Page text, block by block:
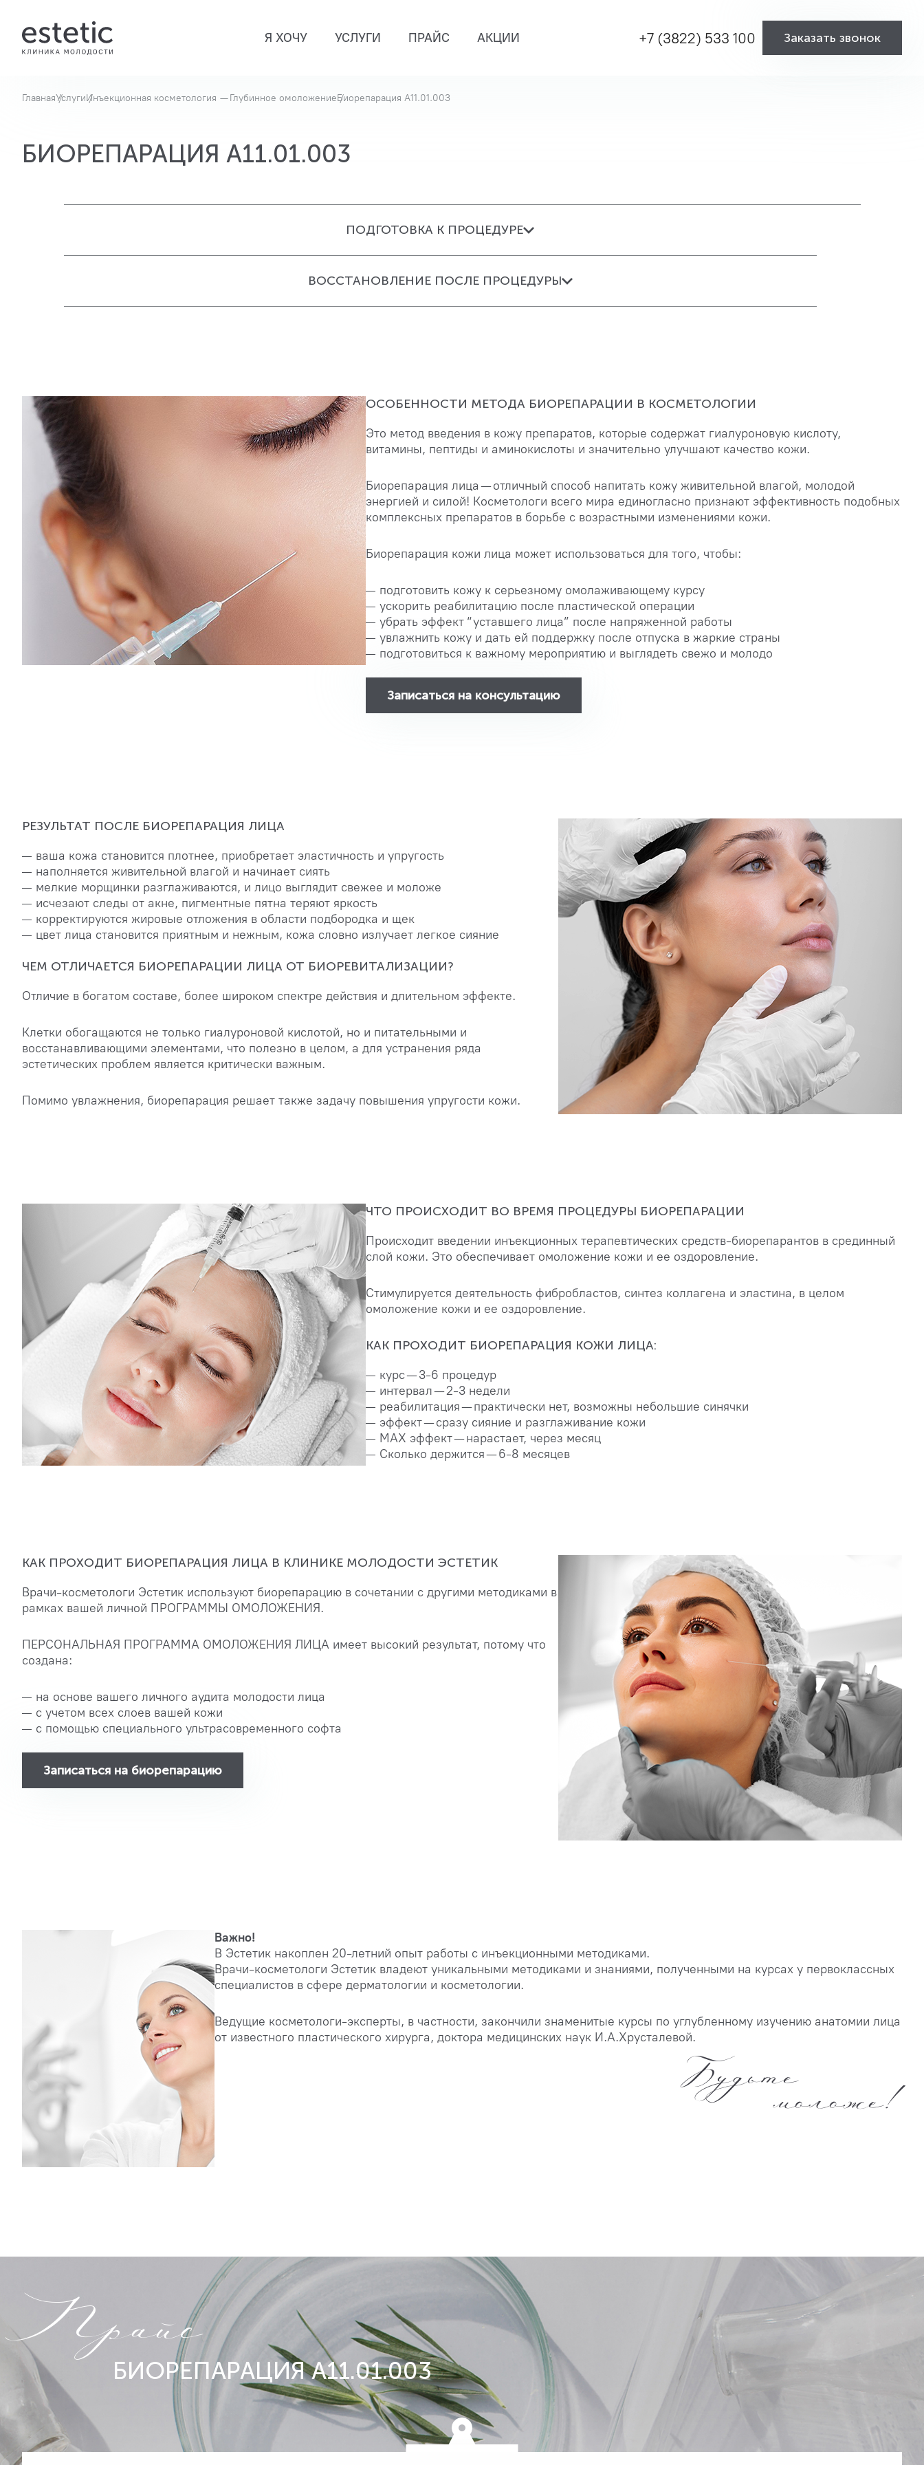
Я ХОЧУ УСЛУГИ ПРАЙС АКЦИИ +7 (3822) 533 100 Заказать звонок
ГлавнаяУслугиИнъекционная косметология — Глубинное омоложениеБиорепарация A11.01.003
БИОРЕПАРАЦИЯ A11.01.003
ПОДГОТОВКА К ПРОЦЕДУРЕ
ВОССТАНОВЛЕНИЕ ПОСЛЕ ПРОЦЕДУРЫ
ОСОБЕННОСТИ МЕТОДА БИОРЕПАРАЦИИ В КОСМЕТОЛОГИИ
Это метод введения в кожу препаратов, которые содержат гиалуроновую кислоту,
витамины, пептиды и аминокислоты и значительно улучшают качество кожи.
Биорепарация лица — отличный способ напитать кожу живительной влагой, молодой
энергией и силой! Косметологи всего мира единогласно признают эффективность подобных
комплексных препаратов в борьбе с возрастными изменениями кожи.
Биорепарация кожи лица может использоваться для того, чтобы:
подготовить кожу к серьезному омолаживающему курсу
ускорить реабилитацию после пластической операции
убрать эффект “уставшего лица” после напряженной работы
увлажнить кожу и дать ей поддержку после отпуска в жаркие страны
подготовиться к важному мероприятию и выглядеть свежо и молодо
Записаться на консультацию
РЕЗУЛЬТАТ ПОСЛЕ БИОРЕПАРАЦИЯ ЛИЦА
ваша кожа становится плотнее, приобретает эластичность и упругость
наполняется живительной влагой и начинает сиять
мелкие морщинки разглаживаются, и лицо выглядит свежее и моложе
исчезают следы от акне, пигментные пятна теряют яркость
корректируются жировые отложения в области подбородка и щек
цвет лица становится приятным и нежным, кожа словно излучает легкое сияние
ЧЕМ ОТЛИЧАЕТСЯ БИОРЕПАРАЦИИ ЛИЦА ОТ БИОРЕВИТАЛИЗАЦИИ?
Отличие в богатом составе, более широком спектре действия и длительном эффекте.
Клетки обогащаются не только гиалуроновой кислотой, но и питательными и
восстанавливающими элементами, что полезно в целом, а для устранения ряда
эстетических проблем является критически важным.
Помимо увлажнения, биорепарация решает также задачу повышения упругости кожи.
ЧТО ПРОИСХОДИТ ВО ВРЕМЯ ПРОЦЕДУРЫ БИОРЕПАРАЦИИ
Происходит введении инъекционных терапевтических средств-биорепарантов в срединный
слой кожи. Это обеспечивает омоложение кожи и ее оздоровление.
Стимулируется деятельность фибробластов, синтез коллагена и эластина, в целом
омоложение кожи и ее оздоровление.
КАК ПРОХОДИТ БИОРЕПАРАЦИЯ КОЖИ ЛИЦА:
курс — 3-6 процедур
интервал — 2-3 недели
реабилитация — практически нет, возможны небольшие синячки
эффект — сразу сияние и разглаживание кожи
MAX эффект — нарастает, через месяц
Сколько держится — 6-8 месяцев
КАК ПРОХОДИТ БИОРЕПАРАЦИЯ ЛИЦА В КЛИНИКЕ МОЛОДОСТИ ЭСТЕТИК
Врачи-косметологи Эстетик используют биорепарацию в сочетании с другими методиками в
рамках вашей личной ПРОГРАММЫ ОМОЛОЖЕНИЯ.
ПЕРСОНАЛЬНАЯ ПРОГРАММА ОМОЛОЖЕНИЯ ЛИЦА имеет высокий результат, потому что
создана:
на основе вашего личного аудита молодости лица
с учетом всех слоев вашей кожи
с помощью специального ультрасовременного софта
Записаться на биорепарацию
Важно!
В Эстетик накоплен 20-летний опыт работы с инъекционными методиками.
Врачи-косметологи Эстетик владеют уникальными методиками и знаниями, полученными на курсах у первоклассных
специалистов в сфере дерматологии и косметологии.
Ведущие косметологи-эксперты, в частности, закончили знаменитые курсы по углубленному изучению анатомии лица
от известного пластического хирурга, доктора медицинских наук И.А.Хрусталевой.
Будьтемоложе!
Прайс
БИОРЕПАРАЦИЯ A11.01.003